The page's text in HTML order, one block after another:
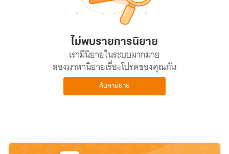
ไม่พบรายการนิยาย
เรามีนิยายในระบบมากมาย
ลองมาหานิยายเรื่องโปรดของคุณกัน
ค้นหานิยาย